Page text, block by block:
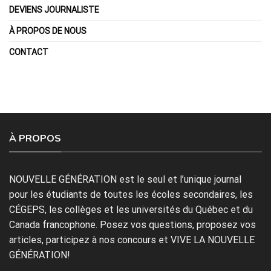
DEVIENS JOURNALISTE
À PROPOS DE NOUS
CONTACT
À PROPOS
NOUVELLE GÉNÉRATION est le seul et l’unique journal
pour les étudiants de toutes les écoles secondaires, les
CÉGEPS, les collèges et les universités du Québec et du
Canada francophone. Posez vos questions, proposez vos
articles, participez à nos concours et VIVE LA NOUVELLE
GÉNÉRATION!